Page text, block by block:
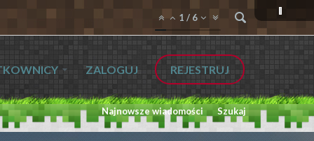
1 / 6
Szukaj
Najnowsze wiadomości
ZALOGUJ REJESTRUJ